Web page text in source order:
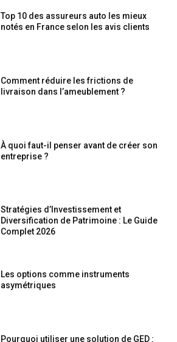
Top 10 des assureurs auto les mieux
notés en France selon les avis clients
Comment réduire les frictions de
livraison dans l’ameublement ?
À quoi faut-il penser avant de créer son
entreprise ?
Stratégies d’Investissement et
Diversification de Patrimoine : Le Guide
Complet 2026
Les options comme instruments
asymétriques
Pourquoi utiliser une solution de GED :